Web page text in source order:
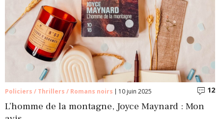
Policiers / Thrillers / Romans noirs 10 juin 2025 12
L’homme de la montagne, Joyce Maynard : Mon